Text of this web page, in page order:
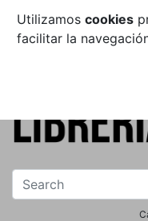
Utilizamos cookies
facilitar la